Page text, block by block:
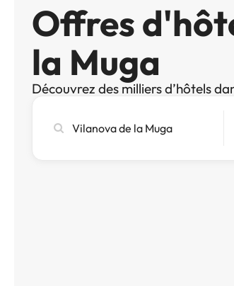
Offres
la Muga
Découvrez des milliers d’hôtels
une